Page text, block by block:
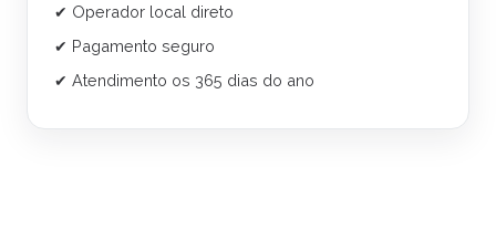
✔ Operador local direto
✔ Pagamento seguro
✔ Atendimento os 365 dias do ano